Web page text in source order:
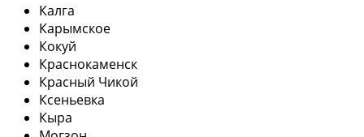
Калга
Карымское
Кокуй
Краснокаменск
Красный Чикой
Ксеньевка
Кыра